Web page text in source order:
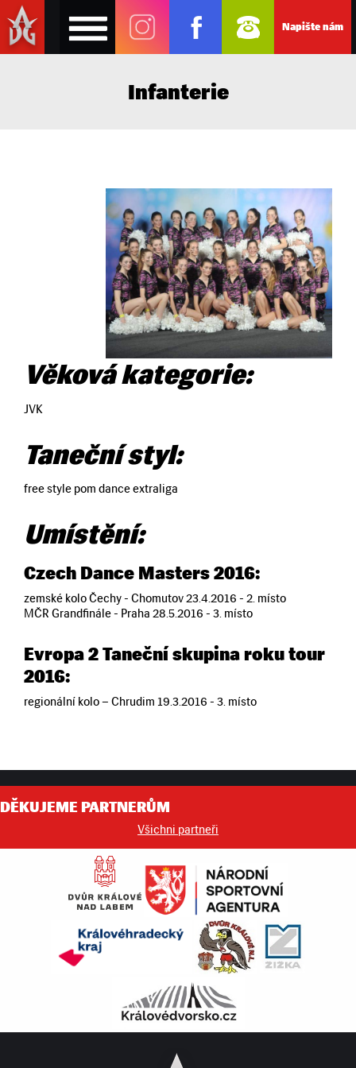
Napište nám
Infanterie
Věková kategorie:
JVK
Taneční styl:
free style pom dance extraliga
Umístění:
Czech Dance Masters 2016:
zemské kolo Čechy - Chomutov 23.4.2016 - 2. místo
MČR Grandfinále - Praha 28.5.2016 - 3. místo
Evropa 2 Taneční skupina roku tour
2016:
regionální kolo – Chrudim 19.3.2016 - 3. místo
DĚKUJEME PARTNERŮM
Všichni partneři